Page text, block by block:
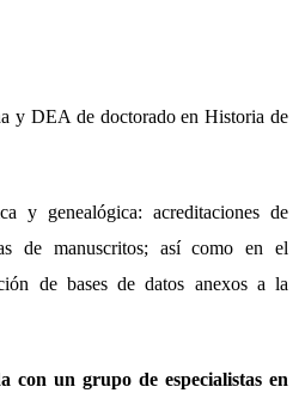
y DEA de doctorado en Historia de
y genealógica: acreditaciones de
de manuscritos; así como en el
de bases de datos anexos a la
con un grupo de especialistas en